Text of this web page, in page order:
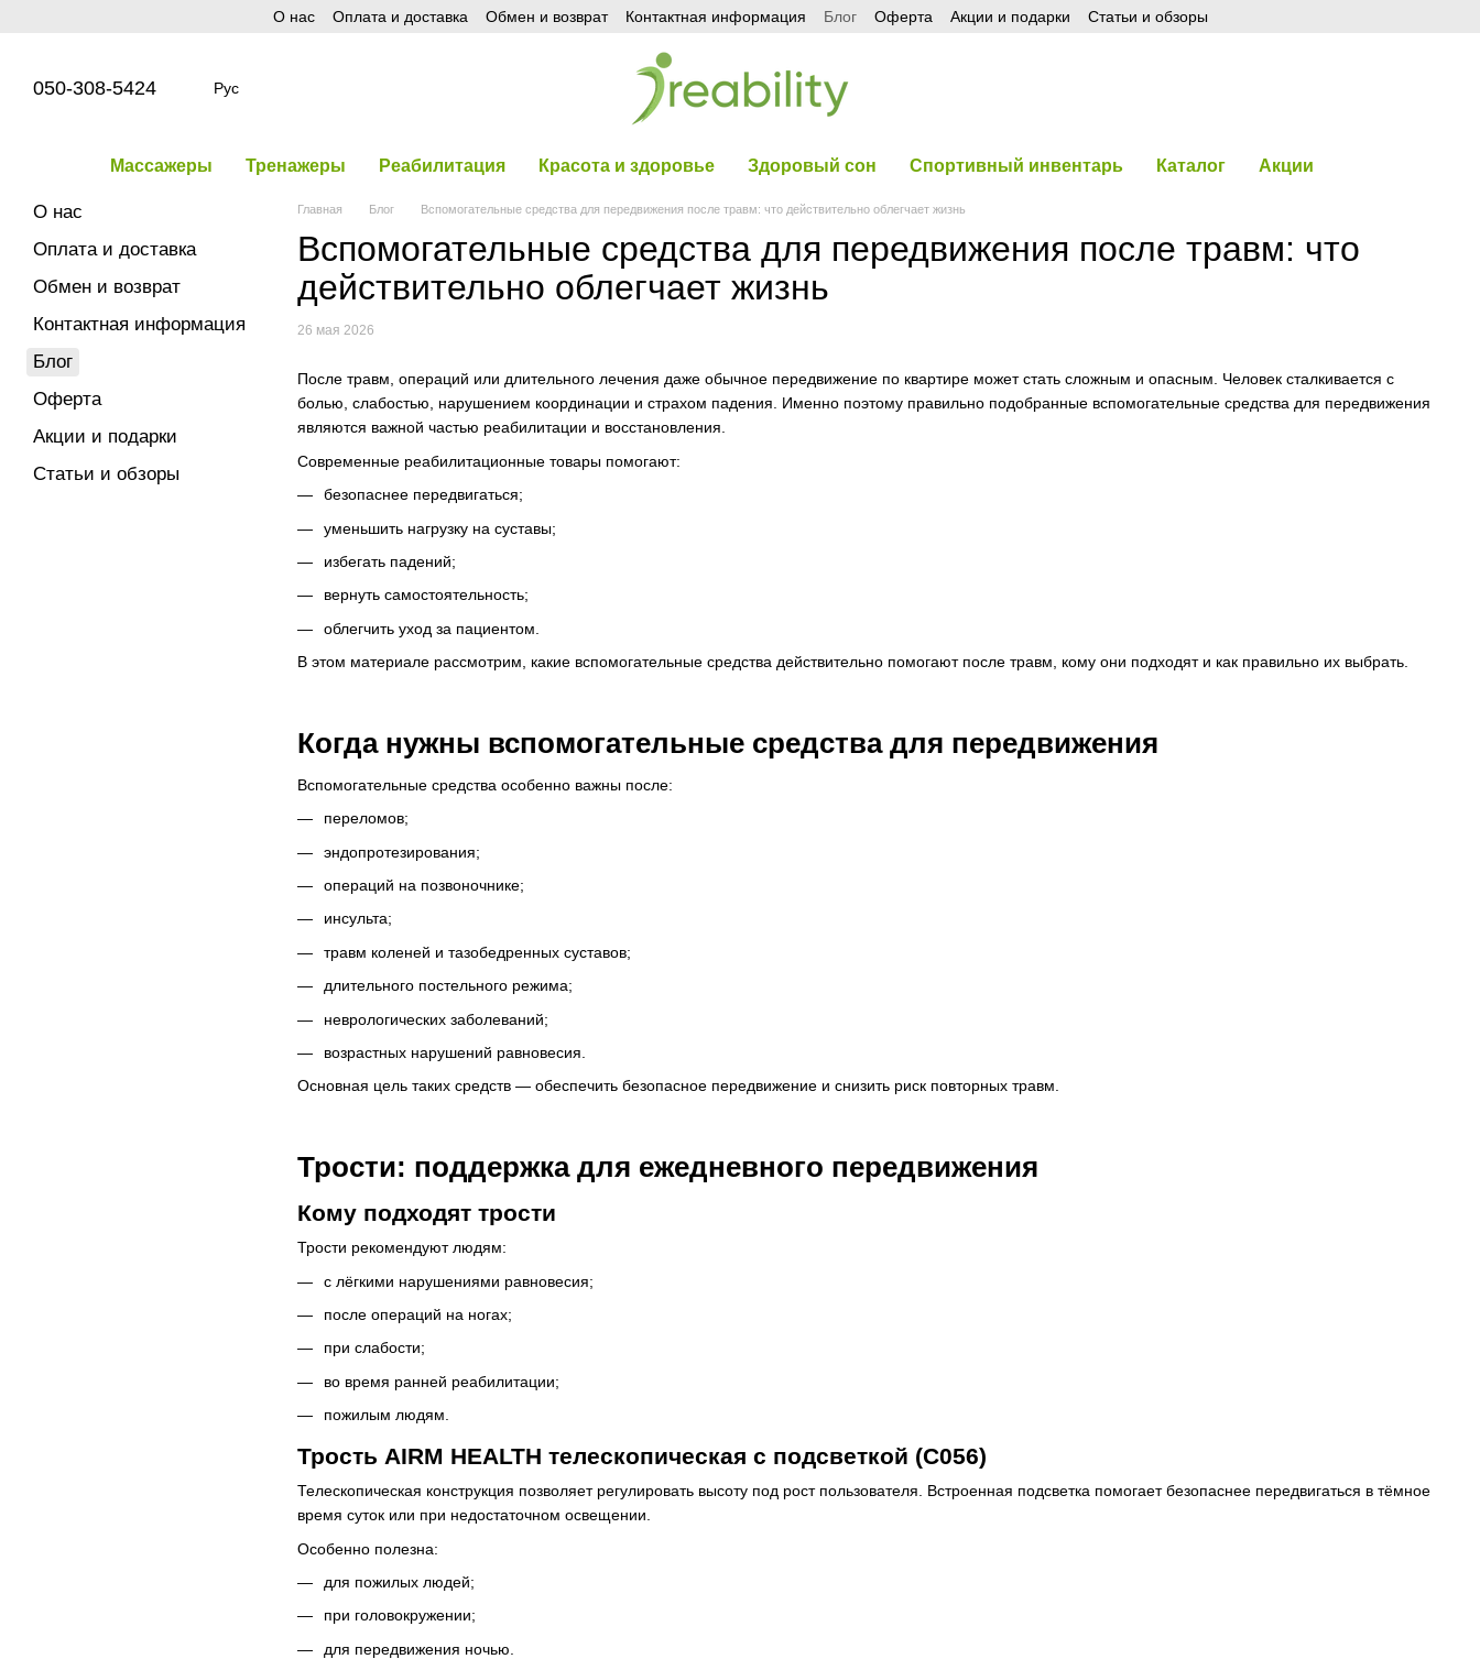
О нас Оплата и доставка Обмен и возврат Контактная информация Блог Оферта Акции и подарки Статьи и обзоры
050-308-5424 Рус
Массажеры Тренажеры Реабилитация Красота и здоровье Здоровый сон Спортивный инвентарь Каталог Акции
Главная Блог Вспомогательные средства для передвижения после травм: что действительно облегчает жизнь
Вспомогательные средства для передвижения после травм: что
действительно облегчает жизнь
26 мая 2026
После травм, операций или длительного лечения даже обычное передвижение по квартире может стать сложным и опасным. Человек сталкивается с
болью, слабостью, нарушением координации и страхом падения. Именно поэтому правильно подобранные вспомогательные средства для передвижения
являются важной частью реабилитации и восстановления.
Современные реабилитационные товары помогают:
безопаснее передвигаться;
уменьшить нагрузку на суставы;
избегать падений;
вернуть самостоятельность;
облегчить уход за пациентом.
В этом материале рассмотрим, какие вспомогательные средства действительно помогают после травм, кому они подходят и как правильно их выбрать.
Когда нужны вспомогательные средства для передвижения
Вспомогательные средства особенно важны после:
переломов;
эндопротезирования;
операций на позвоночнике;
инсульта;
травм коленей и тазобедренных суставов;
длительного постельного режима;
неврологических заболеваний;
возрастных нарушений равновесия.
Основная цель таких средств — обеспечить безопасное передвижение и снизить риск повторных травм.
Трости: поддержка для ежедневного передвижения
Кому подходят трости
Трости рекомендуют людям:
с лёгкими нарушениями равновесия;
после операций на ногах;
при слабости;
во время ранней реабилитации;
пожилым людям.
Трость AIRM HEALTH телескопическая с подсветкой (C056)
Телескопическая конструкция позволяет регулировать высоту под рост пользователя. Встроенная подсветка помогает безопаснее передвигаться в тёмное
время суток или при недостаточном освещении.
Особенно полезна:
для пожилых людей;
при головокружении;
для передвижения ночью.
О нас
Оплата и доставка
Обмен и возврат
Контактная информация
Блог
Оферта
Акции и подарки
Статьи и обзоры